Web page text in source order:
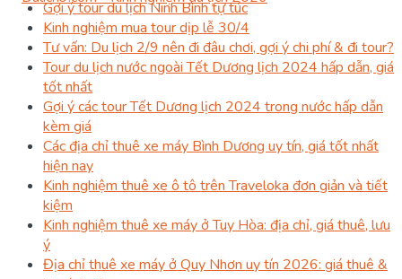
Gợi ý tour du lịch Ninh Bình tự túc
Kinh nghiệm mua tour dịp lễ 30/4
Tư vấn: Du lịch 2/9 nên đi đâu chơi, gợi ý chi phí & đi tour?
Tour du lịch nước ngoài Tết Dương lịch 2024 hấp dẫn, giá
tốt nhất
Gợi ý các tour Tết Dương lịch 2024 trong nước hấp dẫn
kèm giá
Các địa chỉ thuê xe máy Bình Dương uy tín, giá tốt nhất
hiện nay
Kinh nghiệm thuê xe ô tô trên Traveloka đơn giản và tiết
kiệm
Kinh nghiệm thuê xe máy ở Tuy Hòa: địa chỉ, giá thuê, lưu
ý
Địa chỉ thuê xe máy ở Quy Nhơn uy tín 2026: giá thuê &